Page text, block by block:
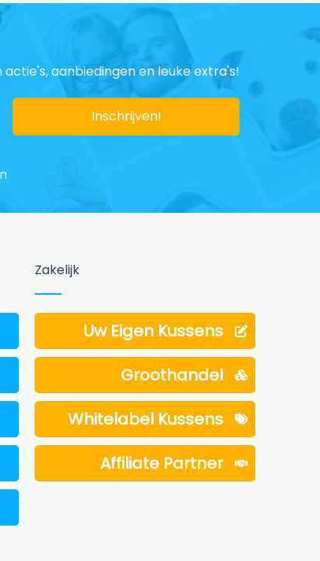
aanbiedingen en leuke extra's!
Zakelijk
Uw Eigen Kussens
Groothandel
Whitelabel Kussens
Affiliate Partner